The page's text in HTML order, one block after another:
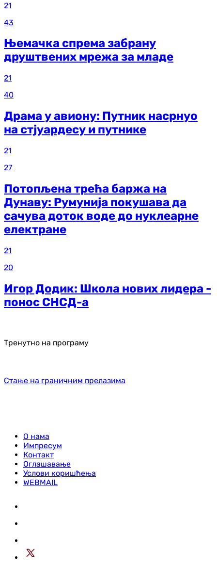
21
43
Њемачка спрема забрану
друштвених мрежа за младе
21
40
Драма у авиону: Путник насрнуо
на стјуардесу и путнике
21
27
Потопљена трећа баржа на
Дунаву: Румунија покушава да
сачува доток воде до нуклеарне
електране
21
20
Игор Додик: Школа нових лидера -
понос СНСД-а
Тренутно на програму
Стање на граничним прелазима
О нама
Импресум
Контакт
Оглашавање
Услови коришћења
WEBMAIL